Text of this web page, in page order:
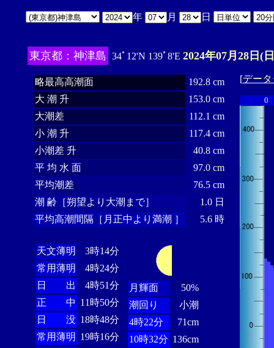
年 月 日
東京都：神津島 34ﾟ12'N 139ﾟ8'E 2024年07月28日(
略最高高潮面
192.8 cm
大 潮 升
153.0 cm
大潮差
112.1 cm
小 潮 升
117.4 cm
小潮差 升
40.8 cm
平 均 水 面
97.0 cm
平均潮差
76.5 cm
潮 齢［朔望より大潮まで］
1.0 日
平均高潮間隔［月正中より満潮 ］
5.6 時
天文薄明
3時14分
常用薄明
4時24分
日 出
4時51分
正 中 11時50分
日 没 18時48分
常用薄明 19時16分
月輝面
50%
潮回り
小潮
4時22分
71cm
10時32分 136cm
[デー
0